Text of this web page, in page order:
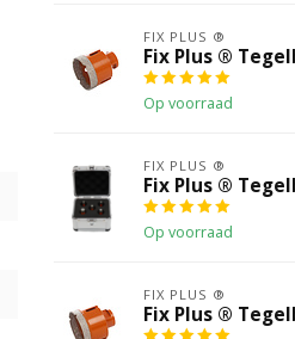
FIX PLUS ®
Fix Plus ®
Op voorraad
FIX PLUS ®
Fix Plus ®
Op voorraad
FIX PLUS ®
Fix Plus ®